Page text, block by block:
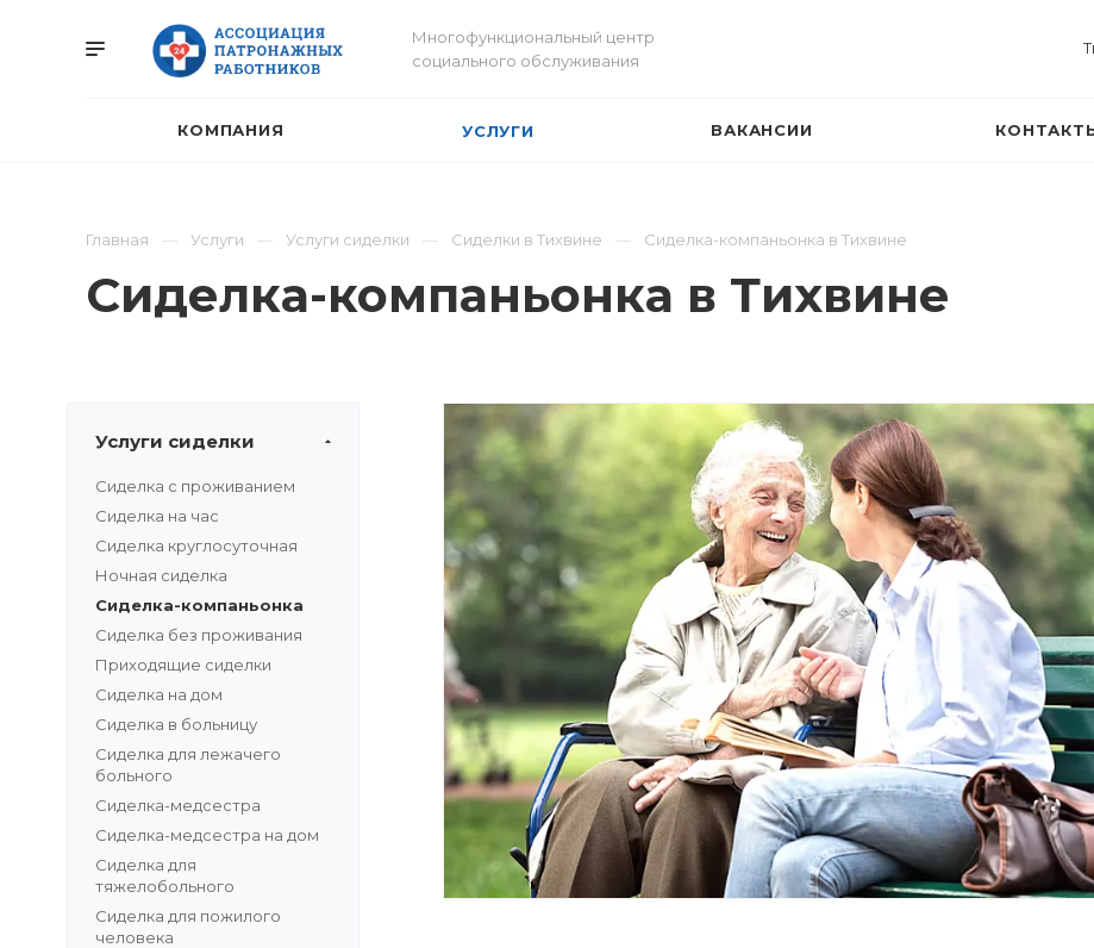
Многофункциональный центр
социального обслуживания
КОМПАНИЯ УСЛУГИ ВАКАНСИИ
Главная Услуги Услуги сиделки Сиделки в Тихвине Сиделка-компаньонка в Тихвине
Сиделка-компаньонка в Тихвине
Услуги сиделки
Сиделка с проживанием
Сиделка на час
Сиделка круглосуточная
Ночная сиделка
Сиделка-компаньонка
Сиделка без проживания
Приходящие сиделки
Сиделка на дом
Сиделка в больницу
Сиделка для лежачего
больного
Сиделка-медсестра
Сиделка-медсестра на дом
Сиделка для
тяжелобольного
Сиделка для пожилого
человека